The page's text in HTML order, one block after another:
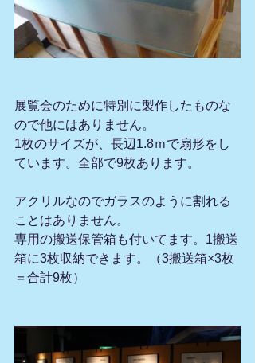
展覧会のために特別に製作したものな
ので他にはありません。
1枚のサイズが、長辺1.8ｍで扇形をし
ています。全部で9枚あります。
アクリルなのでガラスのように割れる
ことはありません。
専用の搬送保管箱も付いてます。1搬送
箱に3枚収納できます。（3搬送箱×3枚
＝合計9枚）